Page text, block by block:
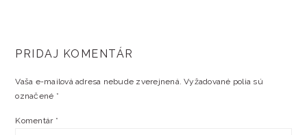
PRIDAJ KOMENTÁR
Vaša e-mailová adresa nebude zverejnená. Vyžadované polia sú
označené *
Komentár *